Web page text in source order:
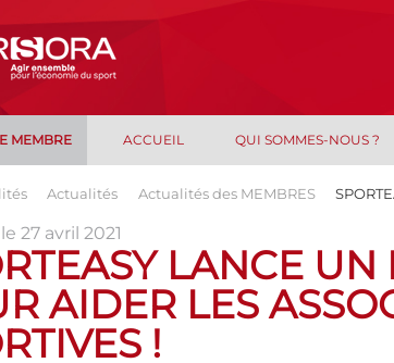
MEMBRE ACCUEIL QUI SOMMES-NOUS ?
Actualités Actualités des MEMBRES
27 avril 2021
LANCE UN
AIDER LES
!